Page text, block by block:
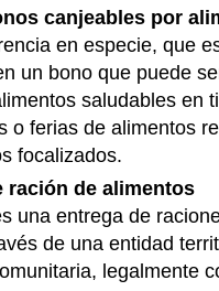
canjeables por
en especie, que
un bono que puede
saludables en
o ferias de alimentos
focalizados.
ración de alimentos
una entrega de
de una entidad
legalmente